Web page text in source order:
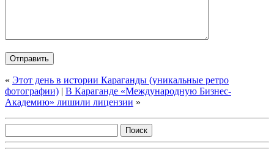
« Этот день в истории Караганды (уникальные ретро
фотографии) | В Караганде «Международную Бизнес-
Академию» лишили лицензии »